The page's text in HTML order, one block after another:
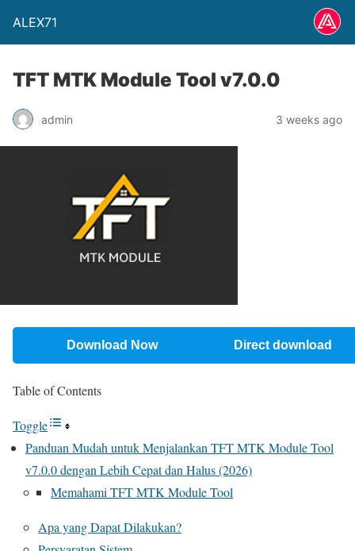
ALEX71
TFT MTK Module Tool v7.0.0
admin 3 weeks ago
Download Now Direct download
Table of Contents
Toggle
Panduan Mudah untuk Menjalankan TFT MTK Module Tool
v7.0.0 dengan Lebih Cepat dan Halus (2026)
Memahami TFT MTK Module Tool
Apa yang Dapat Dilakukan?